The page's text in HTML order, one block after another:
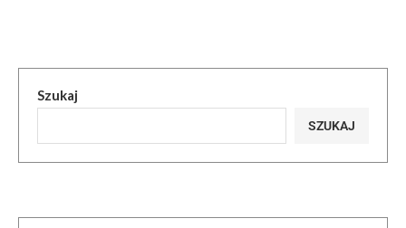
Szukaj
SZUKAJ